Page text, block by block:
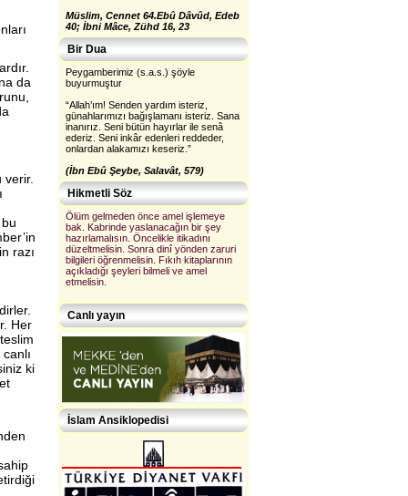
da
razı
Her
ki
Müslim, Cennet 64.Ebû Dâvûd, Edeb
40; İbni Mâce, Zühd 16, 23
Bir Dua
Peygamberimiz (s.a.s.) şöyle
buyurmuştur
“Allah’ım! Senden yardım isteriz,
günahlarımızı bağışlamanı isteriz. Sana
inanırız. Seni bütün hayırlar ile senâ
ederiz. Seni inkâr edenleri reddeder,
onlardan alakamızı keseriz.”
(İbn Ebû Şeybe, Salavât, 579)
Hikmetli Söz
Ölüm gelmeden önce amel işlemeye
bak. Kabrinde yaslanacağın bir şey
hazırlamalısın. Öncelikle itikadını
düzeltmelisin. Sonra dinî yönden zaruri
bilgileri öğrenmelisin. Fıkıh kitaplarının
açıkladığı şeyleri bilmeli ve amel
etmelisin.
Canlı yayın
İslam Ansiklopedisi